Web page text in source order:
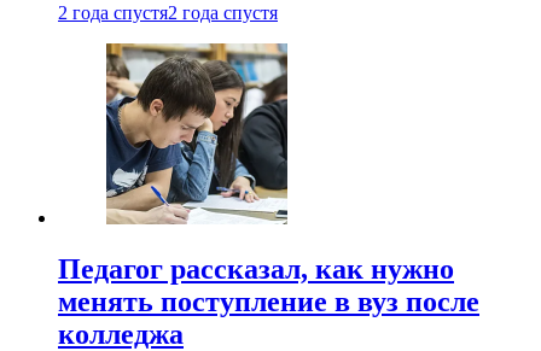
2 года спустя2 года спустя
Педагог рассказал, как нужно
менять поступление в вуз после
колледжа